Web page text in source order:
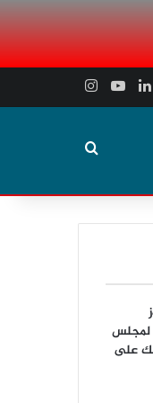
لينكدإن‫YouTubeانستقرام
بحث عن
لمجلس
على